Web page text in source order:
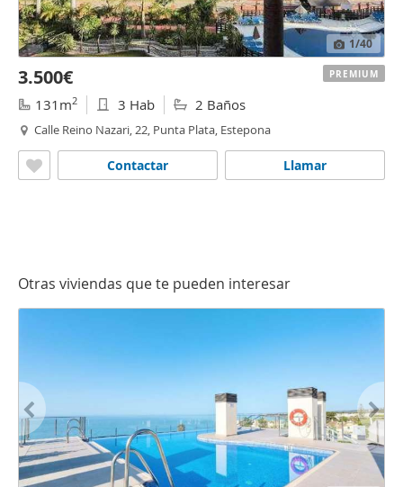
1/40
3.500€
131m2 3 Hab 2 Baños
Calle Reino Nazari, 22, Punta Plata, Estepona
Llamar
Contactar
PREMIUM
Otras viviendas que te pueden interesar